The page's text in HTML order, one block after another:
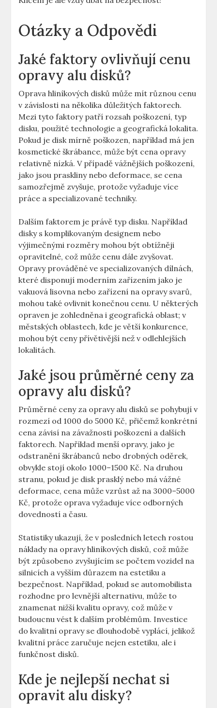
Otázky a Odpovědi
Jaké ⁣faktory ovlivňují cenu
opravy alu disků?
Oprava hliníkových disků může mít ⁣různou cenu
v závislosti na několika​ důležitých faktorech.
Mezi tyto faktory​ patří ⁤rozsah poškození, typ
disku, použité technologie a geografická lokalita.
Pokud je disk mírně poškozen, například má jen
kosmetické ⁤škrábance, může být cena ⁢opravy
relativně nízká. V případě ⁣vážnějších poškození,⁢
jako‍ jsou⁤ praskliny​ nebo ‌deformace, se cena
samozřejmě⁣ zvyšuje, protože vyžaduje více‌
práce a specializované techniky.
Dalším faktorem je ⁤právě typ disku. Například
disky s komplikovaným designem nebo
výjimečnými rozměry mohou být obtížněji
opravitelné, což může cenu dále⁤ zvyšovat.
Opravy prováděné ve specializovaných dílnách,
⁢které disponují moderním zařízením jako je ​
vakuová ⁣lisovna nebo zařízení na opravy svarů,
mohou také ovlivnit konečnou cenu. U některých
‌opraven je zohledněna i‌ geografická oblast; v
městských‌ oblastech, kde je větší konkurence,
mohou být ceny​ přívětivější‍ než v odlehlejších‍
lokalitách.
Jaké jsou průměrné ceny za
opravy alu disků?
Průměrné ceny za opravy⁤ alu disků se⁢ pohybují v
rozmezí od 1000 do ⁣5000 Kč,‌ přičemž konkrétní
cena závisí na závažnosti⁣ poškození a dalších
faktorech. Například menší ​opravy, jako je
‌odstranění škrábanců nebo drobných oděrek,
obvykle stojí ‍okolo 1000–1500 Kč. Na druhou ​
stranu, pokud je disk ⁣prasklý nebo má vážné
deformace, cena může vzrůst až na 3000–5000
Kč, protože oprava vyžaduje více odborných
dovedností ⁣a času.
Statistiky ukazují, že v posledních letech rostou
náklady na opravy‍ hliníkových disků, ⁢což ⁤může
být‌ způsobeno zvyšujícím se počtem vozidel ⁣na
silnicích a vyšším důrazem na estetiku a
bezpečnost. Například, pokud se automobilista
rozhodne pro levnější alternativu, může to
znamenat nižší​ kvalitu opravy,​ což může v
budoucnu vést k dalším problémům. Investice
do⁤ kvalitní opravy se dlouhodobě vyplácí, jelikož
kvalitní práce zaručuje‌ nejen estetiku, ale i⁣
funkčnost disků.
Kde je nejlepší nechat si⁣
opravit ‍alu disky?